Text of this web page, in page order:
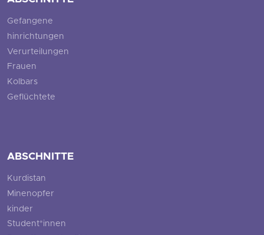
Gefangene
hinrichtungen
Verurteilungen
Frauen
Kolbars
Geflüchtete
ABSCHNITTE
Kurdistan
Minenopfer
kinder
Student*innen